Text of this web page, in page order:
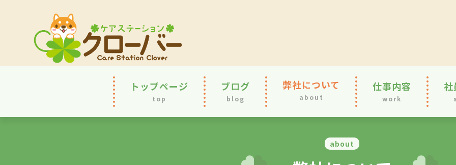
トップページ
top
ブログ
blog
弊社について
about
仕事内容
work
about